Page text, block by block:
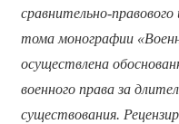
сравнительно-
тома монографии
осуществлена
военного права за
существования.